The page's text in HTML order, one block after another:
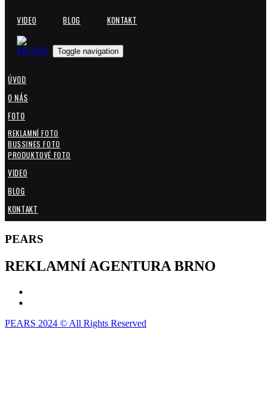
VIDEO BLOG KONTAKT
Toggle navigation
ÚVOD
O NÁS
FOTO
REKLAMNÍ FOTO
BUSSINES FOTO
PRODUKTOVÉ FOTO
VIDEO
BLOG
KONTAKT
PEARS
REKLAMNÍ AGENTURA BRNO
PEARS 2024 © All Rights Reserved